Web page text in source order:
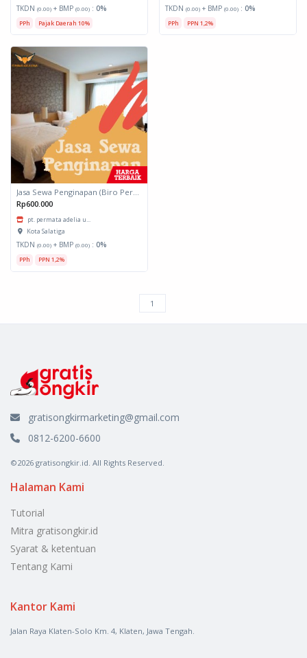
TKDN (0.00) + BMP (0.00) : 0%
PPh Pajak Daerah 10%
TKDN (0.00) + BMP (0.00) : 0%
PPh PPN 1,2%
Jasa Sewa Penginapan (Biro Perjalanan)
Rp600.000
pt. permata adelia u...
Kota Salatiga
TKDN (0.00) + BMP (0.00) : 0%
PPh PPN 1,2%
gratisongkirmarketing@gmail.com
0812-6200-6600
©2026 gratisongkir.id. All Rights Reserved.
Halaman Kami
Tutorial
Mitra gratisongkir.id
Syarat & ketentuan
Tentang Kami
Kantor Kami
Jalan Raya Klaten-Solo Km. 4, Klaten, Jawa Tengah.